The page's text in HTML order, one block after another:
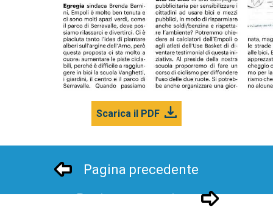
Scarica il PDF
Pagina precedente
Pagina successivo